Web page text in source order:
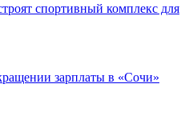
спортивный комплекс для
зарплаты в «Сочи»